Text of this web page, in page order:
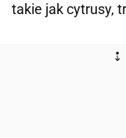
takie jak cytrusy,